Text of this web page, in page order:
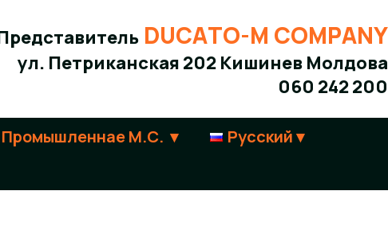
DUCATO-M COMPANY
ул. Петриканская 202 Кишинев Молдова
060 242 200
Промышленнаe М.С. Русский